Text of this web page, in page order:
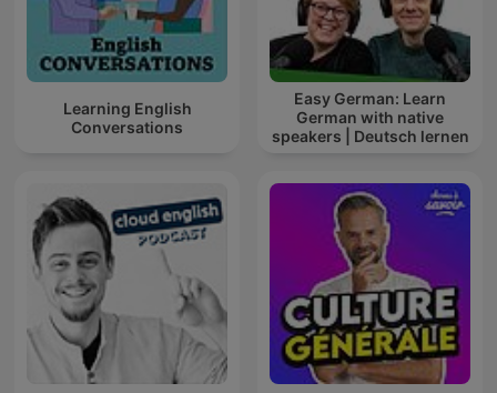
Easy German: Learn
German with native
speakers | Deutsch lernen
Learning English
Conversations